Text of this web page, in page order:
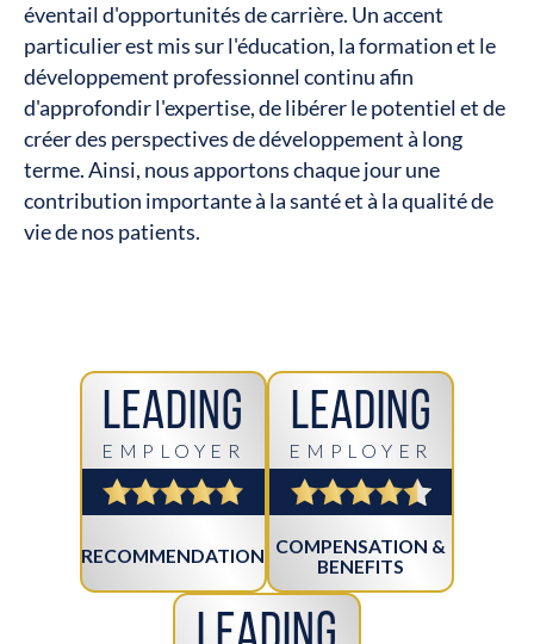
éventail d'opportunités de carrière. Un accent
particulier est mis sur l'éducation, la formation et le
développement professionnel continu afin
d'approfondir l'expertise, de libérer le potentiel et de
créer des perspectives de développement à long
terme. Ainsi, nous apportons chaque jour une
contribution importante à la santé et à la qualité de
vie de nos patients.
Leading
EMPLOYER
RECOMMENDATION
Leading
EMPLOYER
COMPENSATION &
BENEFITS